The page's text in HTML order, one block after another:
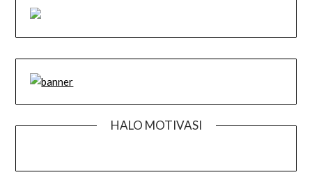
HALO MOTIVASI